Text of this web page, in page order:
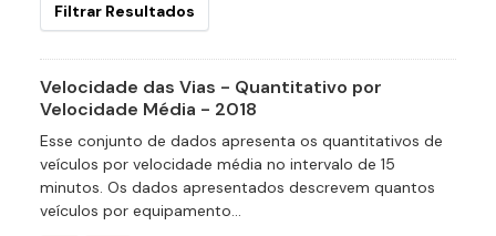
Filtrar Resultados
Velocidade das Vias - Quantitativo por
Velocidade Média - 2018
Esse conjunto de dados apresenta os quantitativos de
veículos por velocidade média no intervalo de 15
minutos. Os dados apresentados descrevem quantos
veículos por equipamento...